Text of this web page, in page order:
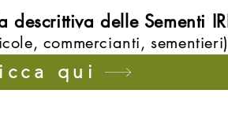
descrittiva delle Sementi
commercianti, sementieri)
qui